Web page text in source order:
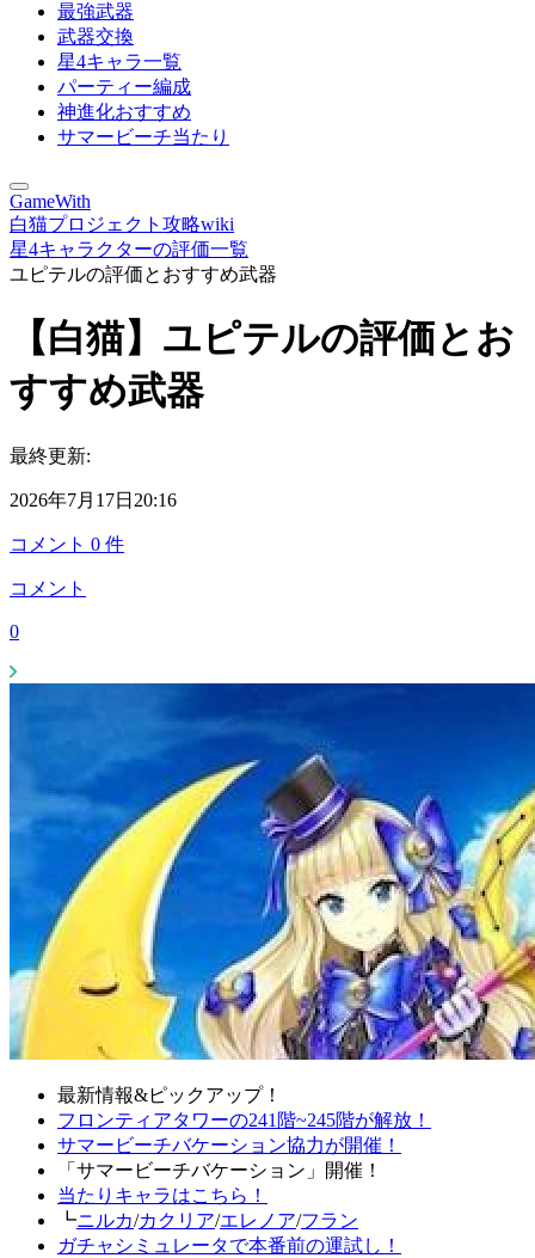
最強武器
武器交換
星4キャラ一覧
パーティー編成
神進化おすすめ
サマービーチ当たり
GameWith
白猫プロジェクト攻略wiki
星4キャラクターの評価一覧
ユピテルの評価とおすすめ武器
【白猫】ユピテルの評価とお
すすめ武器
最終更新:
2026年7月17日20:16
コメント 0 件
コメント
0
最新情報&ピックアップ！
フロンティアタワーの241階~245階が解放！
サマービーチバケーション協力が開催！
「サマービーチバケーション」開催！
当たりキャラはこちら！
┗ニルカ/カクリア/エレノア/フラン
ガチャシミュレータで本番前の運試し！